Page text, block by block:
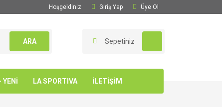
Hoşgeldiniz Giriş Yap Üye Ol
ARA Sepetiniz
YENİ LA SPORTIVA İLETİŞİM